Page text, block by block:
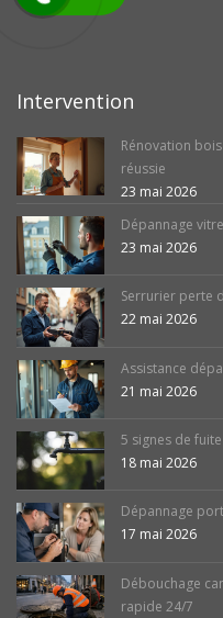
Intervention
Rénovation
réussie
23 mai 2026
Dépannage
23 mai 2026
Serrurier perte
22 mai 2026
Assistance
21 mai 2026
5 signes de
18 mai 2026
Dépannage
17 mai 2026
Débouchage
rapide 24/7